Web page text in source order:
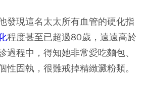
發現這名太太所有血管的硬化指
程度甚至已超過80歲，遠遠高於
過程中，得知她非常愛吃麵包、
性固執，很難戒掉精緻澱粉類。